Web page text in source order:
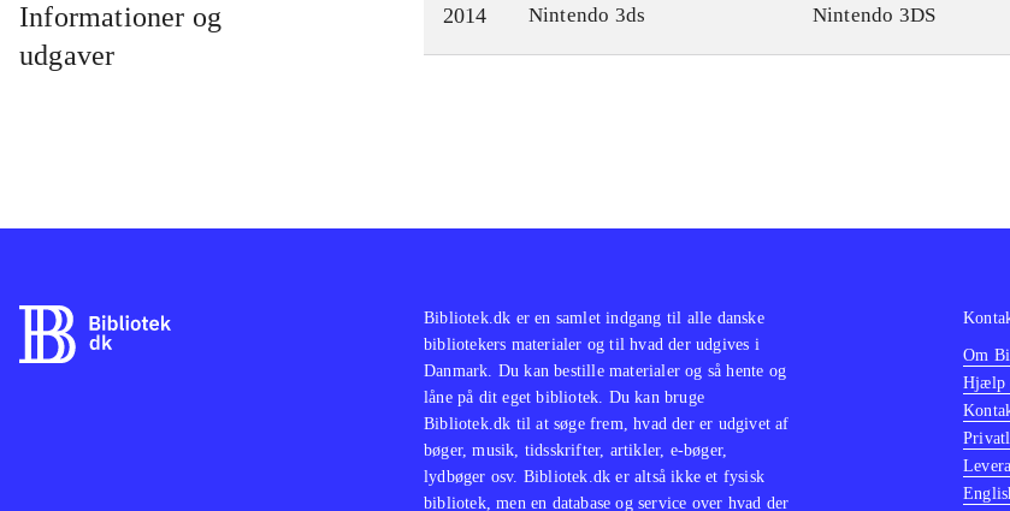
Informationer og
udgaver
2014 Nintendo 3ds Nintendo 3DS
Bibliotek.dk er en samlet indgang til alle danske
bibliotekers materialer og til hvad der udgives i
Danmark. Du kan bestille materialer og så hente og
låne på dit eget bibliotek. Du kan bruge
Bibliotek.dk til at søge frem, hvad der er udgivet af
bøger, musik, tidsskrifter, artikler, e-bøger,
lydbøger osv. Bibliotek.dk er altså ikke et fysisk
bibliotek, men en database og service over hvad der
Om
Hjælp